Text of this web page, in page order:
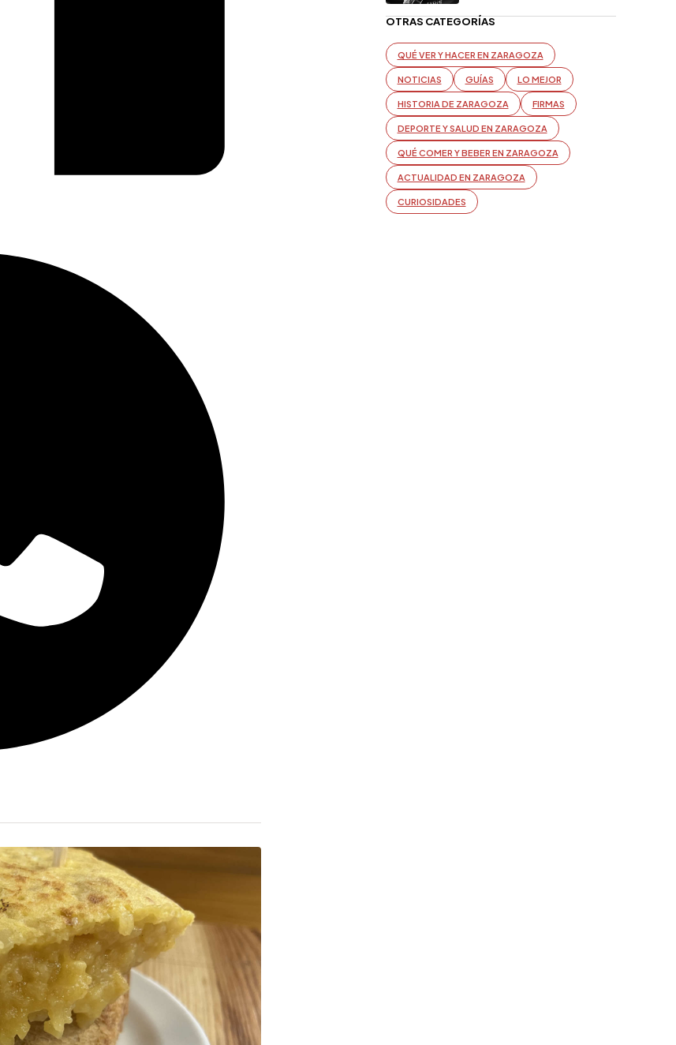
OTRAS CATEGORÍAS
QUÉ VER Y HACER EN ZARAGOZA
NOTICIAS GUÍAS LO MEJOR
HISTORIA DE ZARAGOZA FIRMAS
DEPORTE Y SALUD EN ZARAGOZA
QUÉ COMER Y BEBER EN ZARAGOZA
ACTUALIDAD EN ZARAGOZA
CURIOSIDADES